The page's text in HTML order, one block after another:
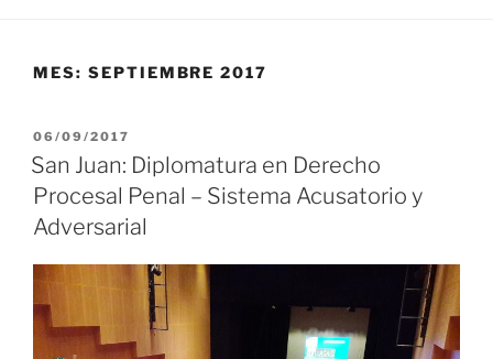
MES: SEPTIEMBRE 2017
PUBLICADO
EL
06/09/2017
San Juan: Diplomatura en Derecho
Procesal Penal – Sistema Acusatorio y
Adversarial